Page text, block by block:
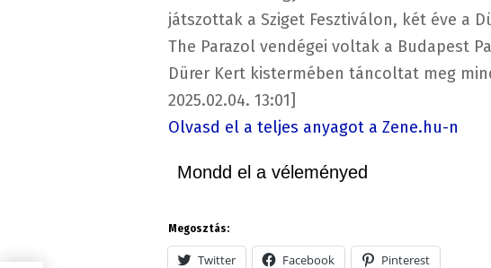
játszottak a Sziget Fesztiválon, két éve a
The Parazol vendégei voltak a Budapest
Dürer Kert kistermében táncoltat meg
2025.02.04. 13:01]
Olvasd el a teljes anyagot a Zene.hu-n
Mondd el a véleményed
Megosztás:
Twitter Facebook
Pinterest